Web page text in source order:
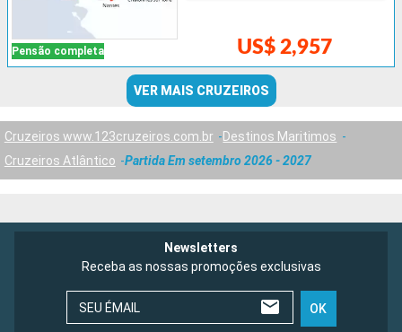
Pensão completa US$ 2,957
VER MAIS CRUZEIROS
Cruzeiros www.123cruzeiros.com.br
Destinos Maritimos
Cruzeiros Atlântico
Partida Em setembro 2026 - 2027
Newsletters
Receba as nossas promoções exclusivas
SEU ÉMAIL OK